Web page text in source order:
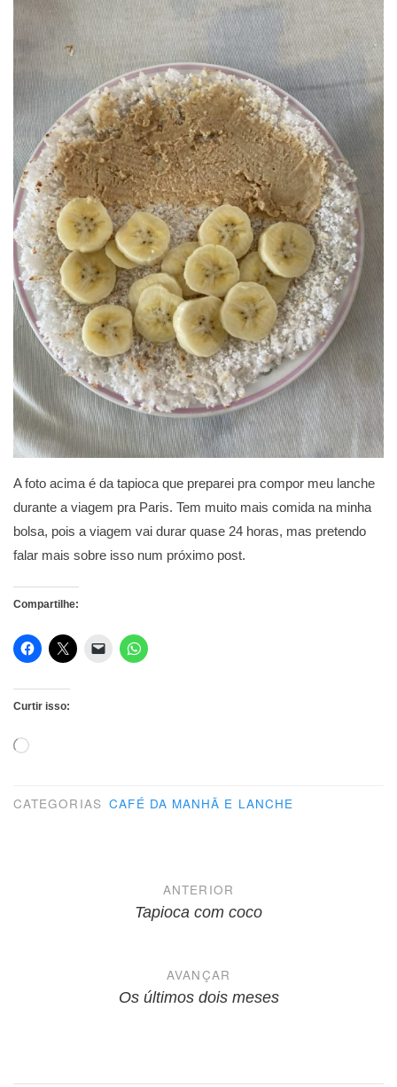
A foto acima é da tapioca que preparei pra compor meu lanche
durante a viagem pra Paris. Tem muito mais comida na minha
bolsa, pois a viagem vai durar quase 24 horas, mas pretendo
falar mais sobre isso num próximo post.
Compartilhe:
Curtir isso:
Carregando...
CATEGORIAS CAFÉ DA MANHÃ E LANCHE
NavegaçãoANTERIOR
Tapioca com coco
AVANÇAR
Os últimos dois meses